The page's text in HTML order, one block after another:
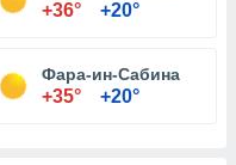
+36° +20°
Фара-ин-Сабина
+35° +20°